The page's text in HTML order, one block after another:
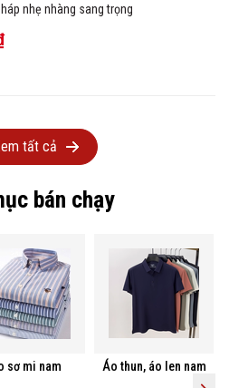
nhẹ nhàng sang trọng
tất cả
bán chạy
sơ mi nam Áo thun, áo len nam